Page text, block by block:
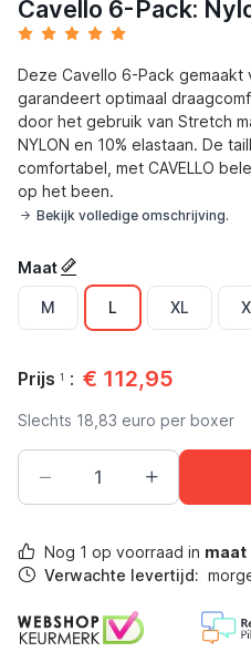
Cavello 6-Pack:
Deze Cavello 6-Pack gemaakt
garandeert optimaal
door het gebruik van Stretch
NYLON en 10% elastaan. De
comfortabel, met CAVELLO
op het been.
Bekijk volledige omschrijving.
Maat
M L XL
Prijs 1 : € 112,95
Slechts 18,83 euro per boxer
Nog 1 op voorraad in maat
Verwachte levertijd: